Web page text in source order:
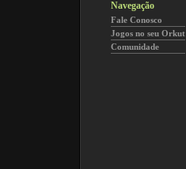
Navegação
Fale Conosco
Jogos no seu Orkut
Comunidade